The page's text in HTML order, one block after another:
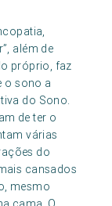
além de
próprio, faz
o sono a
do Sono.
de ter o
várias
do
cansados
mesmo